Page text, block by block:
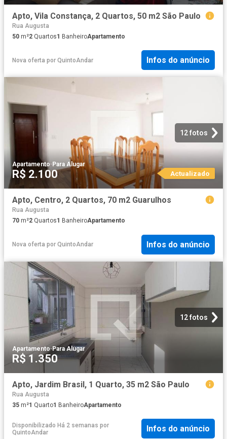
Apto, Vila Constança, 2 Quartos, 50 m2 São Paulo
Rua Augusta
50 m²2 Quartos1 BanheiroApartamento
Nova oferta por QuintoAndar Infos do anúncio
12 fotos
Apartamento· Para Alugar
R$ 2.100 Actualizado
Apto, Centro, 2 Quartos, 70 m2 Guarulhos
Rua Augusta
70 m²2 Quartos1 BanheiroApartamento
Nova oferta por QuintoAndar Infos do anúncio
12 fotos
Apartamento·Para Alugar
R$ 1.350
Apto, Jardim Brasil, 1 Quarto, 35 m2 São Paulo
Rua Augusta
35 m²1 Quarto1 BanheiroApartamento
Disponibilizado Há 2 semanas por
QuintoAndar
Infos do anúncio